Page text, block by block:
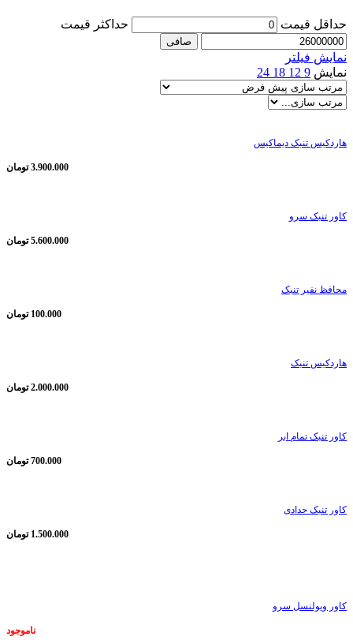
حداقل قیمت حداكثر قيمت
صافی
نمایش فیلتر
نمایش 9
12
18
24
هاردکیس تنبک دیماکیس
3.900.000 تومان
کاور تنبک سرو
5.600.000 تومان
محافظ نفیر تنبک
100.000 تومان
هاردکیس تنبک
2.000.000 تومان
کاور تنبک تمام ابر
700.000 تومان
کاور تنبک حدادی
1.500.000 تومان
کاور ویولنسل سرو
ناموجود